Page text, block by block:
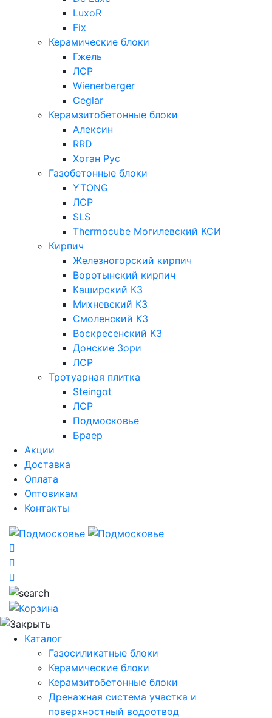
LuxoR
Fix
Керамические блоки
Гжель
ЛСР
Wienerberger
Ceglar
Керамзитобетонные блоки
Алексин
RRD
Хоган Рус
Газобетонные блоки
YTONG
ЛСР
SLS
Thermocube Могилевский КСИ
Кирпич
Железногорский кирпич
Воротынский кирпич
Каширский КЗ
Михневский КЗ
Смоленский КЗ
Воскресенский КЗ
Донские Зори
ЛСР
Тротуарная плитка
Steingot
ЛСР
Подмосковье
Браер
Акции
Доставка
Оплата
Оптовикам
Контакты
Каталог
Газосиликатные блоки
Керамические блоки
Керамзитобетонные блоки
Дренажная система участка и
поверхностный водоотвод